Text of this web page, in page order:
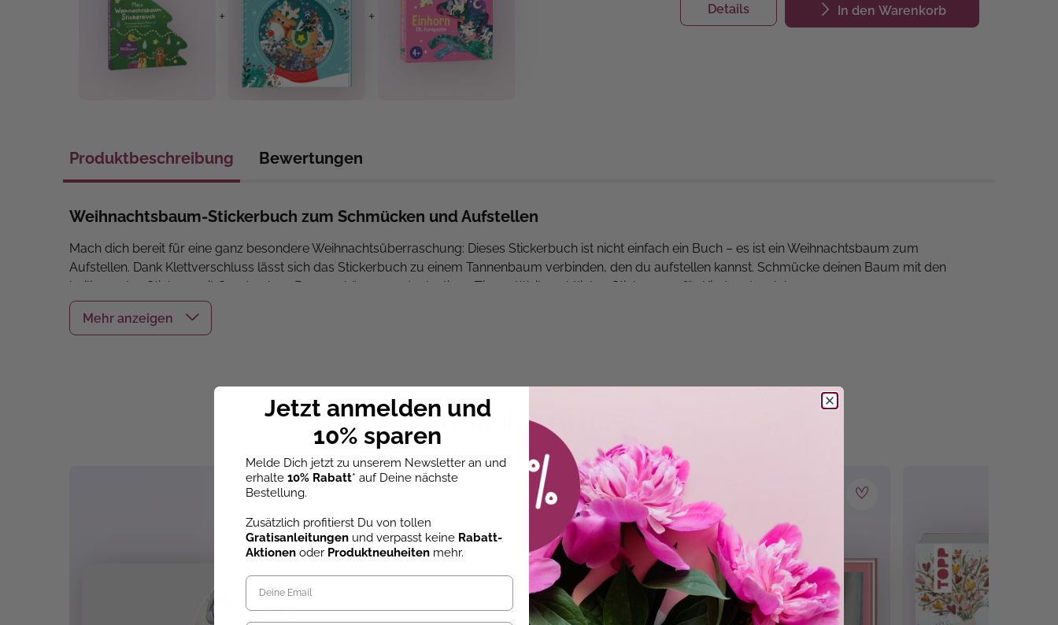
+ + Details In den Warenkorb
Produktbeschreibung Bewertungen
Weihnachtsbaum-Stickerbuch zum Schmücken und Aufstellen
Mach dich bereit für eine ganz besondere Weihnachtsüberraschung: Dieses Stickerbuch ist nicht einfach ein Buch – es ist ein Weihnachtsbaum zum
Aufstellen. Dank Klettverschluss lässt sich das Stickerbuch zu einem Tannenbaum verbinden, den du aufstellen kannst. Schmücke deinen Baum mit den
beiliegenden Stickern mit Geschenken, Baumanhängern oder lustigen Tieren. Weihnachtlicher Stickerspaß für Kinder ab 4 Jahren.
Dank Klettverschluss lässt sich das Buch verbinden und als Baum aufstellen
Sticker mit Geschenken, Baumanhängern und Tieren
Ideal als Geschenk oder Adventsüberraschung
Altersempfehlung: ab 4 Jahren
Hardcover , Hardcover 4/0
Ähnliche Artikel
Jetzt anmelden und
10% sparen
Melde Dich jetzt zu unserem Newsletter an und
erhalte 10% Rabatt* auf Deine nächste
Bestellung.
Zusätzlich profitierst Du von tollen
Gratisanleitungen und verpasst keine Rabatt-
Aktionen oder Produktneuheiten mehr.